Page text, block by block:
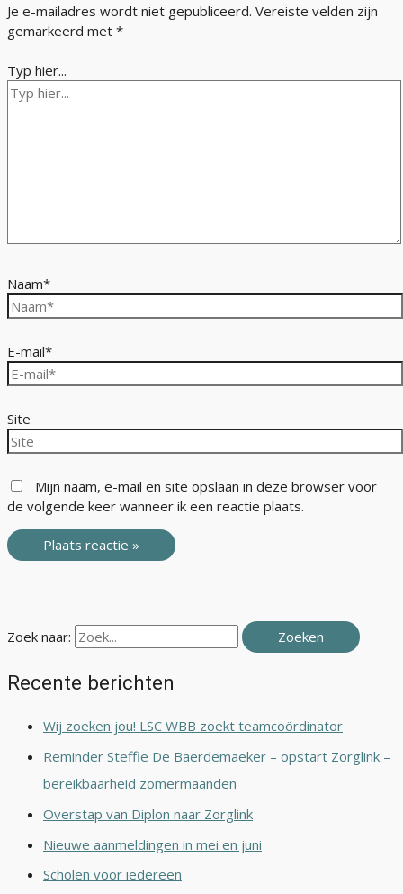
Je e-mailadres wordt niet gepubliceerd. Vereiste velden zijn
gemarkeerd met *
Typ hier...
Naam*
E-mail*
Site
Mijn naam, e-mail en site opslaan in deze browser voor
de volgende keer wanneer ik een reactie plaats.
Zoek naar:
Recente berichten
Wij zoeken jou! LSC WBB zoekt teamcoördinator
Reminder Steffie De Baerdemaeker – opstart Zorglink –
bereikbaarheid zomermaanden
Overstap van Diplon naar Zorglink
Nieuwe aanmeldingen in mei en juni
Scholen voor iedereen